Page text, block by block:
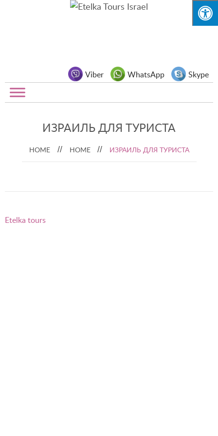
Viber WhatsApp Skype
ИЗРАИЛЬ ДЛЯ ТУРИСТА
HOME HOME ИЗРАИЛЬ ДЛЯ ТУРИСТА
Etelka tours